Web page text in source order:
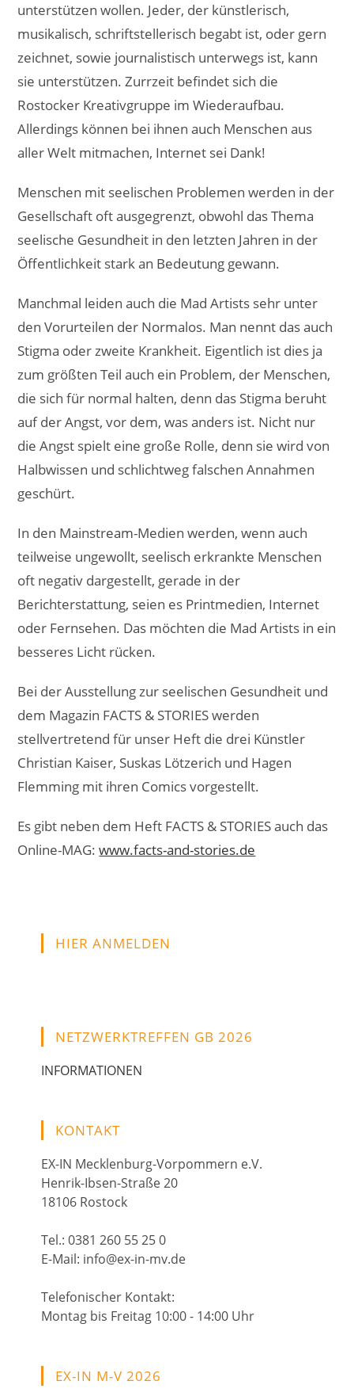
unterstützen wollen. Jeder, der künstlerisch,
musikalisch, schriftstellerisch begabt ist, oder gern
zeichnet, sowie journalistisch unterwegs ist, kann
sie unterstützen. Zurrzeit befindet sich die
Rostocker Kreativgruppe im Wiederaufbau.
Allerdings können bei ihnen auch Menschen aus
aller Welt mitmachen, Internet sei Dank!
Menschen mit seelischen Problemen werden in der
Gesellschaft oft ausgegrenzt, obwohl das Thema
seelische Gesundheit in den letzten Jahren in der
Öffentlichkeit stark an Bedeutung gewann.
Manchmal leiden auch die Mad Artists sehr unter
den Vorurteilen der Normalos. Man nennt das auch
Stigma oder zweite Krankheit. Eigentlich ist dies ja
zum größten Teil auch ein Problem, der Menschen,
die sich für normal halten, denn das Stigma beruht
auf der Angst, vor dem, was anders ist. Nicht nur
die Angst spielt eine große Rolle, denn sie wird von
Halbwissen und schlichtweg falschen Annahmen
geschürt.
In den Mainstream-Medien werden, wenn auch
teilweise ungewollt, seelisch erkrankte Menschen
oft negativ dargestellt, gerade in der
Berichterstattung, seien es Printmedien, Internet
oder Fernsehen. Das möchten die Mad Artists in ein
besseres Licht rücken.
Bei der Ausstellung zur seelischen Gesundheit und
dem Magazin FACTS & STORIES werden
stellvertretend für unser Heft die drei Künstler
Christian Kaiser, Suskas Lötzerich und Hagen
Flemming mit ihren Comics vorgestellt.
Es gibt neben dem Heft FACTS & STORIES auch das
Online-MAG:www.facts-and-stories.de
HIER ANMELDEN
NETZWERKTREFFEN GB 2026
INFORMATIONEN
KONTAKT
EX-IN Mecklenburg-Vorpommern e.V.
Henrik-Ibsen-Straße 20
18106 Rostock
Tel.: 0381 260 55 25 0
E-Mail: info@ex-in-mv.de
Telefonischer Kontakt:
Montag bis Freitag 10:00 - 14:00 Uhr
EX-IN M-V 2026